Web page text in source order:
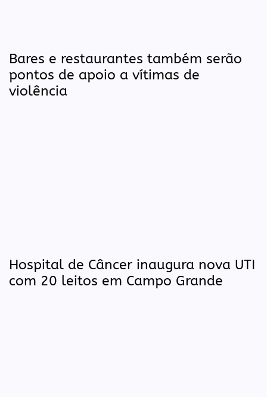
Bares e restaurantes também serão
pontos de apoio a vítimas de
violência
Hospital de Câncer inaugura nova UTI
com 20 leitos em Campo Grande